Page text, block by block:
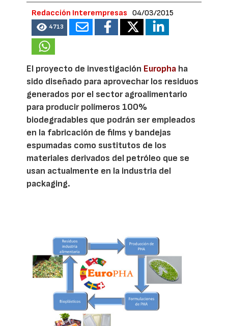
Redacción Interempresas 04/03/2015
4713
El proyecto de investigación Europha ha
sido diseñado para aprovechar los residuos
generados por el sector agroalimentario
para producir polímeros 100%
biodegradables que podrán ser empleados
en la fabricación de films y bandejas
espumadas como sustitutos de los
materiales derivados del petróleo que se
usan actualmente en la industria del
packaging.